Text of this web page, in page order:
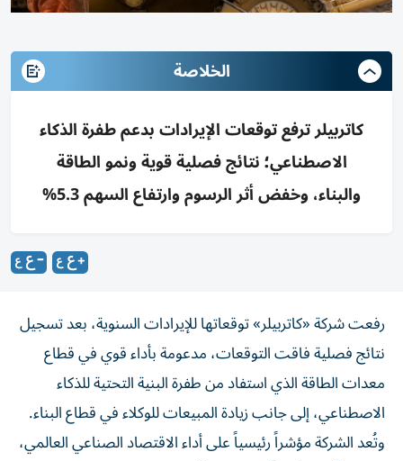
الخلاصة
كاتربيلر ترفع توقعات الإيرادات بدعم طفرة الذكاء
الاصطناعي؛ نتائج فصلية قوية ونمو الطاقة
والبناء، وخفض أثر الرسوم وارتفاع السهم 5.3%
رفعت شركة «كاتربيلر» توقعاتها للإيرادات السنوية، بعد تسجيل
نتائج فصلية فاقت التوقعات، مدعومة بأداء قوي في قطاع
معدات الطاقة الذي استفاد من طفرة البنية التحتية للذكاء
الاصطناعي، إلى جانب زيادة المبيعات للوكلاء في قطاع البناء.
وتُعد الشركة مؤشراً رئيسياً على أداء الاقتصاد الصناعي العالمي،